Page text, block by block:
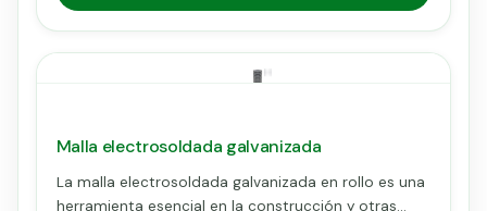
Malla electrosoldada galvanizada
La malla electrosoldada galvanizada en rollo es una
herramienta esencial en la construcción y otras